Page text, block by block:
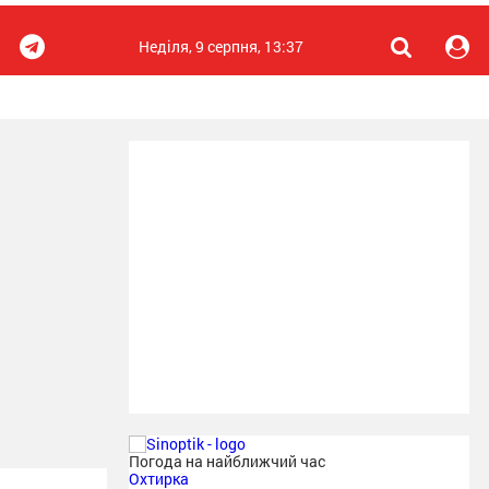
Неділя, 9 серпня, 13:37
Погода на найближчий час
Охтирка